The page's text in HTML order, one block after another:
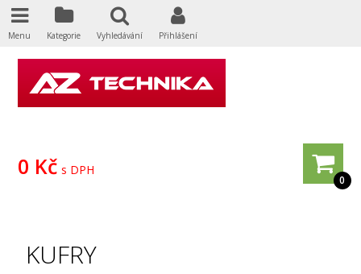
0
0 Kč s DPH
KUFRY
Menu Kategorie Vyhledávání Přihlášení